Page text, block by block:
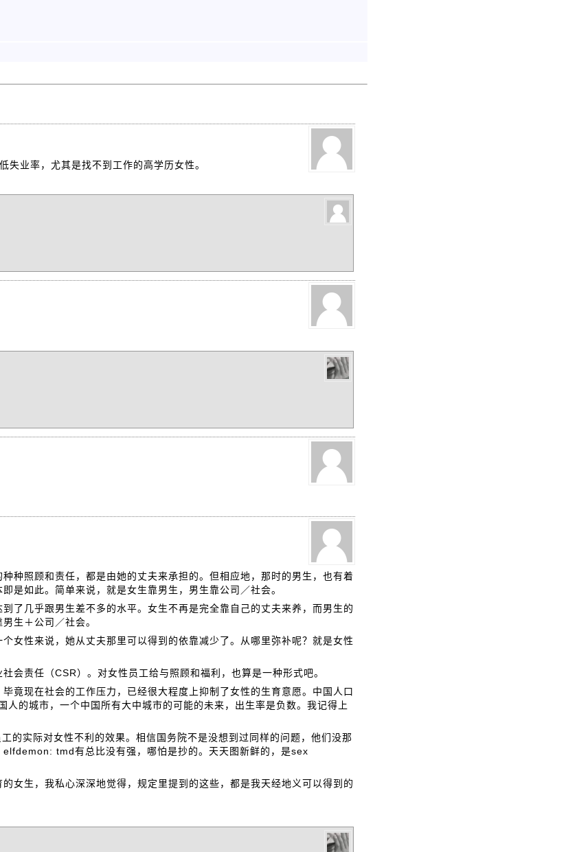
业率，尤其是找不到工作的高学历女性。
种照顾和责任，都是由她的丈夫来承担的。但相应地，那时的男生，也有着
是如此。简单来说，就是女生靠男生，男生靠公司／社会。
了几乎跟男生差不多的水平。女生不再是完全靠自己的丈夫来养，而男生的
生＋公司／社会。
女性来说，她从丈夫那里可以得到的依靠减少了。从哪里弥补呢？就是女性
会责任（CSR）。对女性员工给与照顾和福利，也算是一种形式吧。
竟现在社会的工作压力，已经很大程度上抑制了女性的生育意愿。中国人口
的城市，一个中国所有大中城市的可能的未来，出生率是负数。我记得上
的实际对女性不利的效果。相信国务院不是没想到过同样的问题，他们没那
tmd有总比没有强，哪怕是抄的。天天图新鲜的，是sex
女生，我私心深深地觉得，规定里提到的这些，都是我天经地义可以得到的